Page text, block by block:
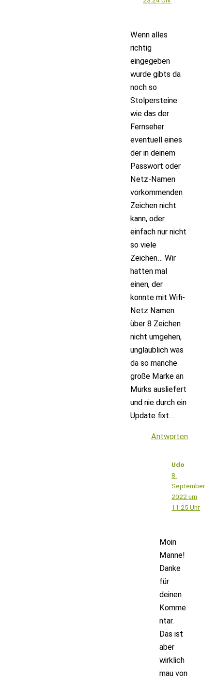
Wenn alles
richtig
eingegeben
wurde gibts da
noch so
Stolpersteine
wie das der
Fernseher
eventuell eines
der in deinem
Passwort oder
Netz-Namen
vorkommenden
Zeichen nicht
kann, oder
einfach nur nicht
so viele
Zeichen… Wir
hatten mal
einen, der
konnte mit Wifi-
Netz Namen
über 8 Zeichen
nicht umgehen,
unglaublich was
da so manche
große Marke an
Murks ausliefert
und nie durch ein
Update fixt….
Antworten
Udo
8.
September
2022 um
11:25 Uhr
Moin
Manne!
Danke
für
deinen
Komme
ntar.
Das ist
aber
wirklich
mau von